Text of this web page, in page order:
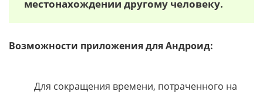
местонахождении другому человеку.
Возможности приложения для Андроид:
Для сокращения времени, потраченного на